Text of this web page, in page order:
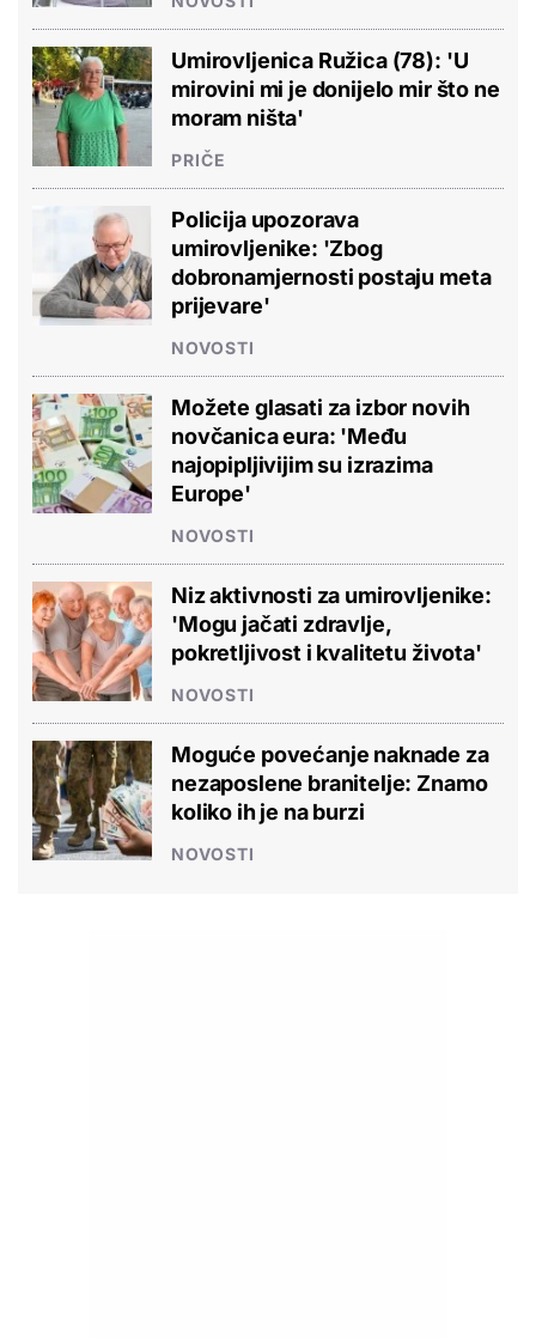
Umirovljenica Ružica (78): 'U
mirovini mi je donijelo mir što ne
moram ništa'
PRIČE
Policija upozorava
umirovljenike: 'Zbog
dobronamjernosti postaju meta
prijevare'
NOVOSTI
Možete glasati za izbor novih
novčanica eura: 'Među
najopipljivijim su izrazima
Europe'
NOVOSTI
Niz aktivnosti za umirovljenike:
'Mogu jačati zdravlje,
pokretljivost i kvalitetu života'
NOVOSTI
Moguće povećanje naknade za
nezaposlene branitelje: Znamo
koliko ih je na burzi
NOVOSTI